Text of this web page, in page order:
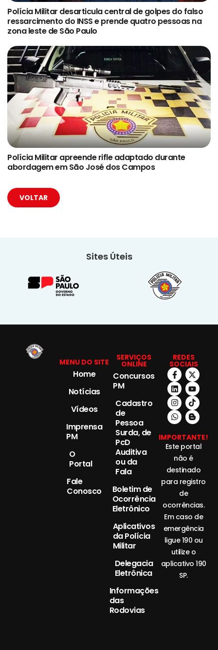
Polícia Militar desarticula central de golpes do falso
ressarcimento do INSS e prende quatro pessoas na
zona leste de São Paulo
Polícia Militar apreende rifle adaptado durante
abordagem em São José dos Campos
VOLTAR
Sites Úteis
MENU DO SITE
Home
Notícias
Vídeos
Imprensa
PM
O
Portal
Fale
Conosco
SERVIÇOS
ONLINE
Concursos
PM
Cadastro
de
Pessoa
Surda, de
PcD
Auditiva
ou da
Fala
Boletim de
Ocorrência
Eletrônico
Aplicativos
da Polícia
Militar
Delegacia
Eletrônica
Informações
das
Rodovias
REDES
SOCIAIS
IMPORTANTE!
Este portal
não é
destinado
para registro
de
ocorrências.
Em caso de
emergência
ligue 190 ou
utilize o
aplicativo 190
SP.